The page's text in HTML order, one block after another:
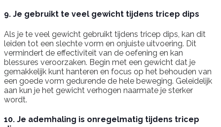
9. Je gebruikt te veel gewicht tijdens tricep dips
Als je te veel gewicht gebruikt tijdens tricep dips, kan dit
leiden tot een slechte vorm en onjuiste uitvoering. Dit
vermindert de effectiviteit van de oefening en kan
blessures veroorzaken. Begin met een gewicht dat je
gemakkelijk kunt hanteren en focus op het behouden van
een goede vorm gedurende de hele beweging. Geleidelijk
aan kun je het gewicht verhogen naarmate je sterker
wordt.
10. Je ademhaling is onregelmatig tijdens tricep